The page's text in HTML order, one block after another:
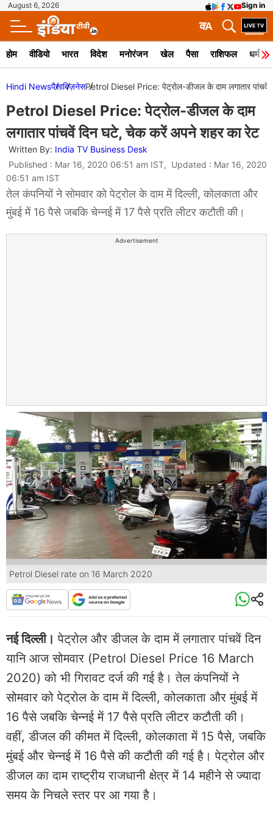
August 6, 2026 Sign in
A
क
होम वीडियो भारत विदेश मनोरंजन खेल पैसा राशिफल धर्म
Hindi Newsपैसाबिज़नेसPetrol Diesel Price: पेट्रोल-डीजल के दाम लगातार
Petrol Diesel Price: पेट्रोल-डीजल के दाम
लगातार पांचवें दिन घटे, चेक करें अपने शहर का रेट
Written By: India TV Business Desk
Published : Mar 16, 2020 06:51 am IST, Updated : Mar 16, 2020
06:51 am IST
तेल कंपनियों ने सोमवार को पेट्रोल के दाम में दिल्ली, कोलकाता और
मुंबई में 16 पैसे जबकि चेन्नई में 17 पैसे प्रति लीटर कटौती की।
Advertisement
Petrol Diesel rate on 16 March 2020
नई दिल्ली। पेट्रोल और डीजल के दाम में लगातार पांचवें दिन
यानि आज सोमवार (Petrol Diesel Price 16 March
2020) को भी गिरावट दर्ज की गई है। तेल कंपनियों ने
सोमवार को पेट्रोल के दाम में दिल्ली, कोलकाता और मुंबई में
16 पैसे जबकि चेन्नई में 17 पैसे प्रति लीटर कटौती की।
वहीं, डीजल की कीमत में दिल्ली, कोलकाता में 15 पैसे, जबकि
मुंबई और चेन्नई में 16 पैसे की कटौती की गई है। पेट्रोल और
डीजल का दाम राष्ट्रीय राजधानी क्षेत्र में 14 महीने से ज्यादा
समय के निचले स्तर पर आ गया है।